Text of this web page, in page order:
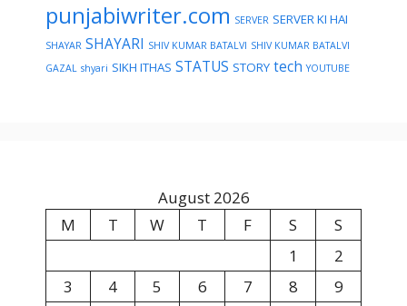
punjabiwriter.com SERVER SERVER KI HAI
SHAYAR SHAYARI SHIV KUMAR BATALVI SHIV KUMAR BATALVI
GAZAL shyari SIKH ITHAS STATUS STORY tech YOUTUBE
August 2026
M
T W T F S
S
1
2
3
4 5 6 7 8
9